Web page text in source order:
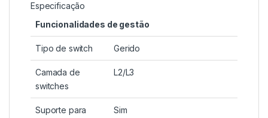
Especificação
Funcionalidades de gestão
Tipo de switch Gerido
Camada de
switches
L2/L3
Suporte para
Sim